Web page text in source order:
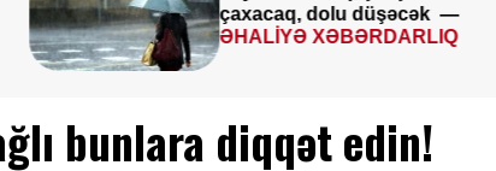
—
XƏBƏRDARLIQ
bunlara diqqət edin!